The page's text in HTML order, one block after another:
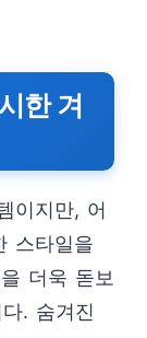
한 겨
이지만, 어
스타일을
더욱 돋보
. 숨겨진